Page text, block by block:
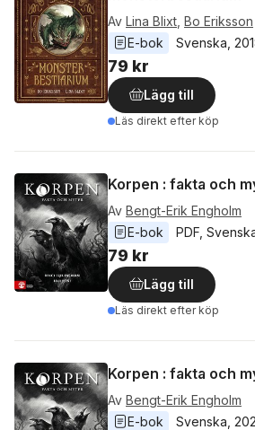
Av Lina Blixt Bo Eriksson
E-bok
Svenska
79 kr
Lägg till
Läs direkt efter köp
Korpen : fakta och
Av Bengt-Erik Engholm
E-bok
PDF
79 kr
Lägg till
Läs direkt efter köp
Korpen : fakta och
Av Bengt-Erik Engholm
E-bok
Svenska